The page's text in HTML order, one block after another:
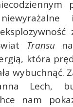
Transu
która
wybuchnąć.
Lech,
nam